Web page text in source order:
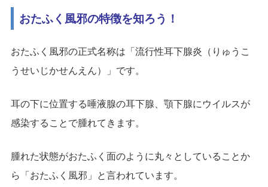
おたふく風邪の特徴を知ろう！
おたふく風邪の正式名称は「流行性耳下腺炎（りゅうこ
うせいじかせんえん）」です。
耳の下に位置する唾液腺の耳下腺、顎下腺にウイルスが
感染することで腫れてきます。
腫れた状態がおたふく面のように丸々としていることか
ら「おたふく風邪」と言われています。